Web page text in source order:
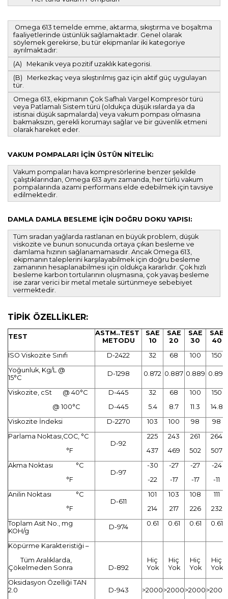
Omega 613 temelde emme, aktarma, sıkıştırma ve boşaltma
faaliyetlerinde üstünlük sağlamaktadır. Genel olarak
söylemek gerekirse, bu tür ekipmanlar iki kategoriye
ayrılmaktadır:
(A) Mekanik veya pozitif uzaklık kategorisi.
(B) Merkezkaç veya sıkıştırılmış gaz için aktif güç uygulayan
tür.
Omega 613, ekipmanın Çok Safhalı Vargel Kompresör türü
veya Patlamalı Sistem türü (oldukça düşük ısılarda ya da
istisnai düşük sapmalarda) veya vakum pompası olmasına
bakmaksızın, gerekli korumayı sağlar ve bir güvenlik etmeni
olarak hareket eder.
VAKUM POMPALARI İÇİN ÜSTÜN NİTELİK:
Vakum pompaları hava kompresörlerine benzer şekilde
çalıştıklarından, Omega 613 aynı zamanda, her türlü vakum
pompalarında azami performans elde edebilmek için tavsiye
edilmektedir.
DAMLA DAMLA BESLEME İÇİN DOĞRU DOKU YAPISI:
Tüm sıradan yağlarda rastlanan en büyük problem, düşük
viskozite ve bunun sonucunda ortaya çıkan besleme ve
damlama hızının sağlanamamasıdır. Ancak Omega 613,
ekipmanın taleplerini karşılayabilmek için doğru besleme
zamanının hesaplanabilmesi için oldukça kararlıdır. Çok hızlı
besleme karbon tortularının oluşmasına, çok yavaş besleme
ise zarar verici bir metal metale sürtünmeye sebebiyet
vermektedir.
TİPİK ÖZELLİKLER:
TEST
ASTM..TEST
METODU
SAE
10
SAE
20
SAE
30
SAE
40
ISO Viskozite Sınıfı
D-2422 32 68 100
150
Yoğunluk, Kg/L @
15°C
D-1298 0.872 0.887 0.889 0.891
Viskozite, cSt @ 40°C
@ 100°C
D-445
D-445
32
5.4
68
8.7
100
11.3
150
14.8
Viskozite İndeksi
D-2270 103 100 98
98
Parlama Noktası,COC, °C
°F
D-92
225
437
243
469
261
502
264
507
Akma Noktası °C
°F
D-97
-30
-22
-27
-17
-27
-17
-24
-11
Anilin Noktası °C
°F
D-611
101
214
103
217
108
226
111
232
Toplam Asit No., mg
KOH/g
D-974 0.61 0.61 0.61 0.61
Köpürme Karakteristiği –
Tüm Aralıklarda,
Çökelmeden Sonra
D-892
Hiç
Yok
Hiç
Yok
Hiç
Yok
Hiç
Yok
Oksidasyon Özelliği TAN
2.0
D-943 >2000 >2000 >2000 >2000